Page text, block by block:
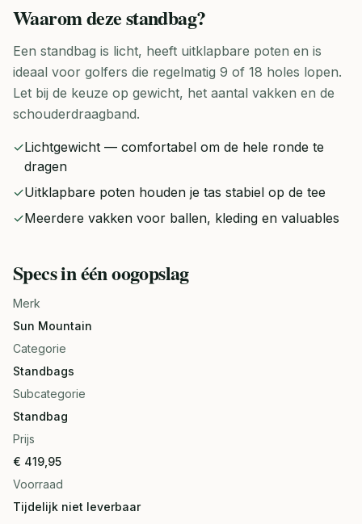
Waarom dezestandbag?
Een standbag is licht, heeft uitklapbare poten en is
ideaal voor golfers die regelmatig 9 of 18 holes lopen.
Let bij de keuze op gewicht, het aantal vakken en de
schouderdraagband.
✓Lichtgewicht — comfortabel om de hele ronde te
dragen
✓Uitklapbare poten houden je tas stabiel op de tee
✓Meerdere vakken voor ballen, kleding en valuables
Specs in één oogopslag
Merk
Sun Mountain
Categorie
Standbags
Subcategorie
Standbag
Prijs
€ 419,95
Voorraad
Tijdelijk niet leverbaar